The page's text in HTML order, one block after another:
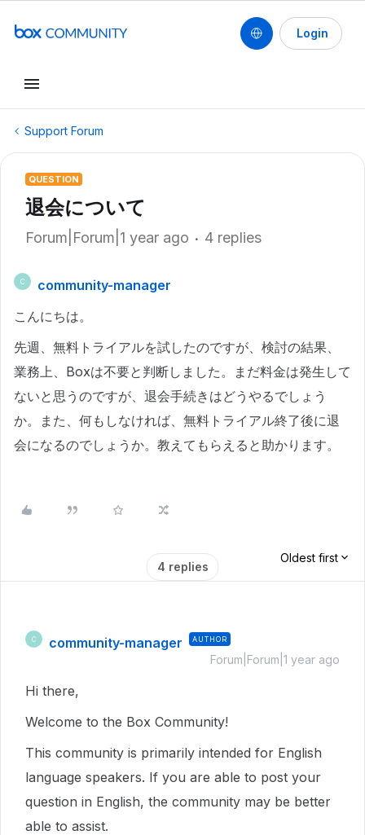
Login
Support Forum
QUESTION
退会について
Forum|Forum|1 year ago 4 replies
C
community-manager
こんにちは。
先週、無料トライアルを試したのですが、検討の結果、
業務上、Boxは不要と判断しました。まだ料金は発生して
ないと思うのですが、退会手続きはどうやるでしょう
か。また、何もしなければ、無料トライアル終了後に退
会になるのでしょうか。教えてもらえると助かります。
4 replies
Oldest first
C community-manager AUTHOR
Forum|Forum|1 year ago
Hi there,
Welcome to the Box Community!
This community is primarily intended for English
language speakers. If you are able to post your
question in English, the community may be better
able to assist.